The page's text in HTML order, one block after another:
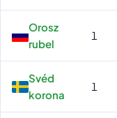
Orosz
rubel
1
Svéd
korona
1